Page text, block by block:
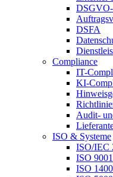
DSFA
Compliance
IT-
KI-
Audit-
ISO & Systeme
ISO/IEC
ISO 9001
ISO